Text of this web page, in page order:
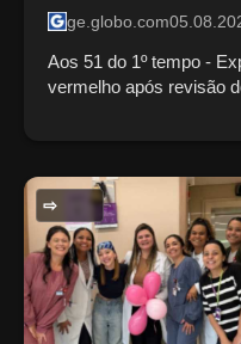
ge.globo.com
Aos 51 do 1º tempo -
vermelho após revisão
SAÚDE